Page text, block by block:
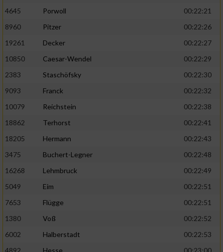
4645
Porwoll
00:22:21
8960
Pitzer
00:22:26
19261
Decker
00:22:27
10850
Caesar-Wendel
00:22:29
2383
Staschöfsky
00:22:30
9093
Franck
00:22:32
10079
Reichstein
00:22:38
18862
Terhorst
00:22:41
18205
Hermann
00:22:43
3475
Buchert-Legner
00:22:48
16268
Lehmbruck
00:22:49
5049
Eim
00:22:51
7653
Flügge
00:22:51
1380
Voß
00:22:52
6002
Halberstadt
00:22:53